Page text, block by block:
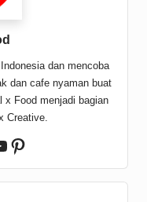
dan mencoba
dan cafe nyaman buat
x Food menjadi bagian
Creative.
Pinterest